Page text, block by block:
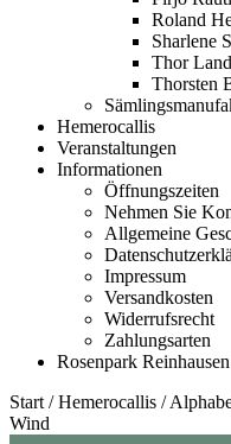
Roland
Sharlene
Thor
Thorsten
Hemerocallis
Veranstaltungen
Informationen
Öffnungszeiten
Nehmen Sie
Allgemeine
Impressum
Versandkosten
Widerrufsrecht
Zahlungsarten
Rosenpark Reinhausen
Start /Hemerocallis /
Wind